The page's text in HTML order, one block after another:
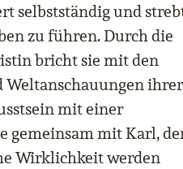
selbstständig und
zu führen. Durch die
bricht sie mit den
ihrer
mit einer
gemeinsam mit Karl,
Wirklichkeit werden